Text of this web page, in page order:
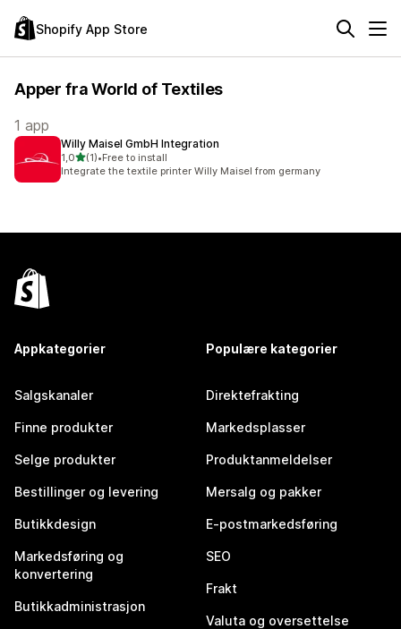
Shopify App Store
Apper fra World of Textiles
1 app
Willy Maisel GmbH Integration
1,0av 5 stjerner
(1)
Totalt 1 omtaler
•Free to install
Integrate the textile printer Willy Maisel from germany
Appkategorier
Salgskanaler
Finne produkter
Selge produkter
Bestillinger og levering
Butikkdesign
Markedsføring og
konvertering
Butikkadministrasjon
Populære kategorier
Direktefrakting
Markedsplasser
Produktanmeldelser
Mersalg og pakker
E-postmarkedsføring
SEO
Frakt
Valuta og oversettelse